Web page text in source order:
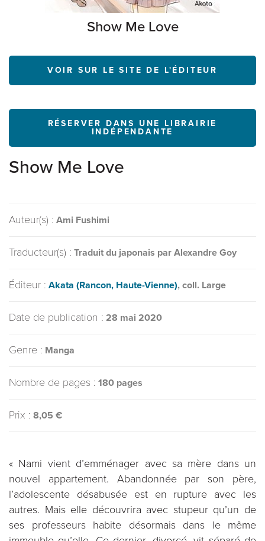
Show Me Love
VOIR SUR LE SITE DE L'ÉDITEUR
RÉSERVER DANS UNE LIBRAIRIE
INDÉPENDANTE
Show Me Love
Auteur(s) : Ami Fushimi
Traducteur(s) : Traduit du japonais par Alexandre Goy
Éditeur : Akata (Rancon, Haute-Vienne), coll. Large
Date de publication : 28 mai 2020
Genre : Manga
Nombre de pages : 180 pages
Prix : 8,05 €
« Nami vient d’emménager avec sa mère dans un
nouvel appartement. Abandonnée par son père,
l’adolescente désabusée est en rupture avec les
autres. Mais elle découvrira avec stupeur qu’un de
ses professeurs habite désormais dans le même